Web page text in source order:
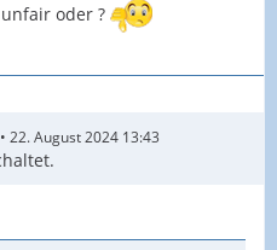
oder ?
22. August 2024 13:43